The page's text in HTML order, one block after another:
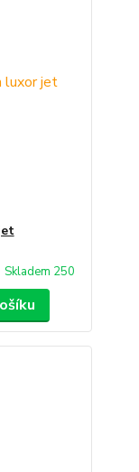
Skladem 250